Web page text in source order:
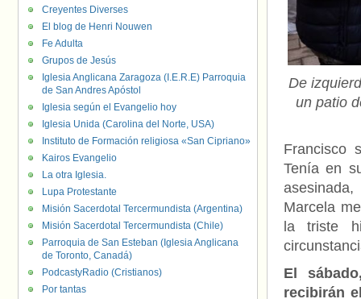
De
un patio
Francisco
Tenía en
Marcela
la triste
El
recibirán
Creyentes Diverses
El blog de Henri Nouwen
Fe Adulta
Grupos de Jesús
Iglesia Anglicana Zaragoza (I.E.R.E) Parroquia
de San Andres Apóstol
Iglesia según el Evangelio hoy
Iglesia Unida (Carolina del Norte, USA)
Instituto de Formación religiosa «San Cipriano»
Kairos Evangelio
La otra Iglesia.
Lupa Protestante
Misión Sacerdotal Tercermundista (Argentina)
Misión Sacerdotal Tercermundista (Chile)
Parroquia de San Esteban (Iglesia Anglicana
de Toronto, Canadá)
PodcastyRadio (Cristianos)
Por tantas